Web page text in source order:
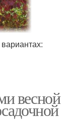
весной